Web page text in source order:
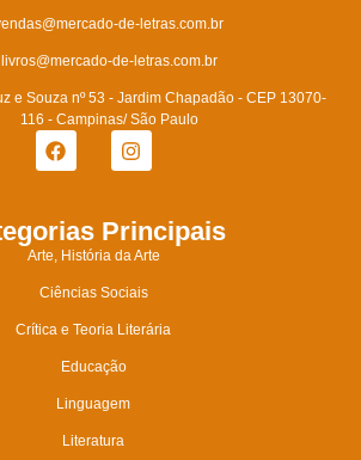
de-letras.com.br
livros@mercado-de-letras.com.br
e Souza nº 53 - Jardim Chapadão - CEP 13070-
116 - Campinas/ São Paulo
Principais
Arte, História da Arte
Ciências Sociais
Crítica e Teoria Literária
Educação
Linguagem
Literatura